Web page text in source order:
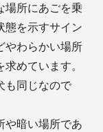
場所にあごを乗
態を示すサイン
やわらかい場所
めています。
も同じなので
や暗い場所であ